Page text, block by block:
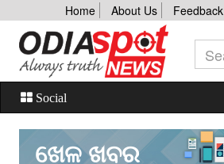
Home About Us Feedback
Social
ଖେଳ ଖବର